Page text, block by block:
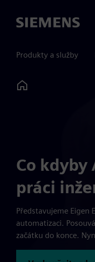
Siemens
Produkty a služby
Home
Co
práci
Představujeme
automatizaci.
začátku do konce.